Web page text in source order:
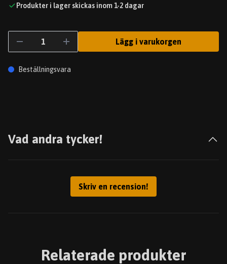
Produkter i lager skickas inom 1-2 dagar
Lägg i varukorgen
Beställningsvara
Vad andra tycker!
Skriv en recension!
Relaterade produkter